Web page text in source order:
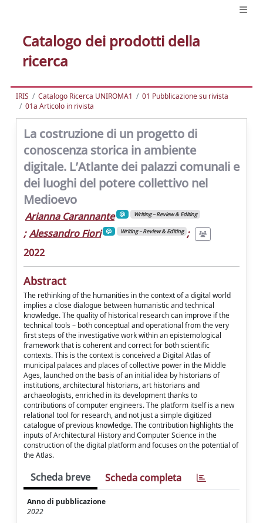
Catalogo dei prodotti della
ricerca
IRIS Catalogo Ricerca UNIROMA1
01 Pubblicazione su rivista
01a Articolo in rivista
La costruzione di un progetto di
conoscenza storica in ambiente
digitale. L’Atlante dei palazzi comunali e
dei luoghi del potere collettivo nel
Medioevo
Arianna Carannante Writing – Review & Editing
; Alessandro Fiori Writing – Review & Editing ;
2022
Abstract
The rethinking of the humanities in the context of a digital world
implies a close dialogue between humanistic and technical
knowledge. The quality of historical research can improve if the
technical tools – both conceptual and operational from the very
first steps of the investigative work within an epistemological
framework that is coherent and correct for both scientific
contexts. This is the context is conceived a Digital Atlas of
municipal palaces and places of collective power in the Middle
Ages, launched on the basis of an initial idea by historians of
institutions, architectural historians, art historians and
archaeologists, enriched in its development thanks to
contributions of computer engineers. The platform itself is a new
relational tool for research, and not just a simple digitized
catalogue of previous knowledge. The contribution highlights the
inputs of Architectural History and Computer Science in the
construction of the digital platform and focuses on the potential of
the Atlas.
Scheda breve Scheda completa
Anno di pubblicazione
2022